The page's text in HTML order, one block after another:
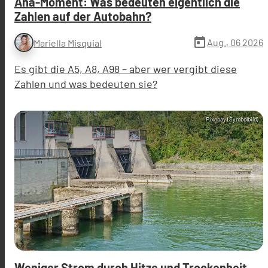
Zahlen auf der Autobahn?
Mariella Misquial today Aug., 06 2026
Es gibt die A5, A8, A98 – aber wer vergibt diese
Zahlen und was bedeuten sie?
Pixabay (Symbolbild)